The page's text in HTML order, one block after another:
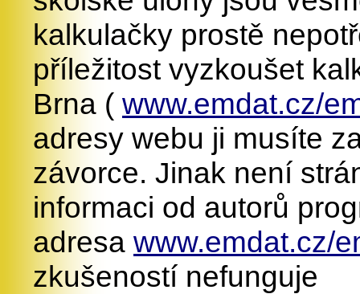
kalkulačky prostě
příležitost vyzkoušet
Brna ( www.emdat.cz/
adresy webu ji musíte
závorce. Jinak není
informaci od autorů
adresa www.emdat.cz/
zkušeností nefunguje